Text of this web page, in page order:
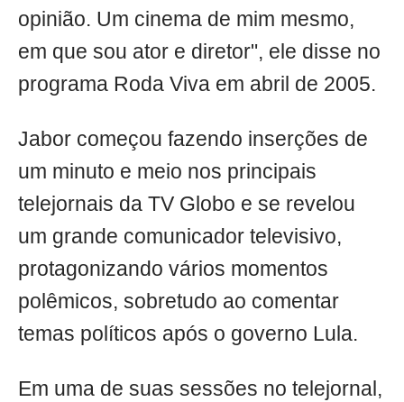
opinião. Um cinema de mim mesmo,
em que sou ator e diretor", ele disse no
programa Roda Viva em abril de 2005.
Jabor começou fazendo inserções de
um minuto e meio nos principais
telejornais da TV Globo e se revelou
um grande comunicador televisivo,
protagonizando vários momentos
polêmicos, sobretudo ao comentar
temas políticos após o governo Lula.
Em uma de suas sessões no telejornal,